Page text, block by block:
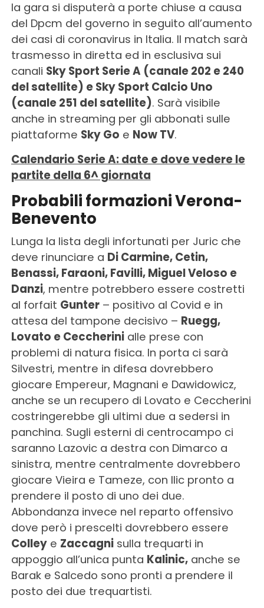
la gara si disputerà a porte chiuse a causa
del Dpcm del governo in seguito all’aumento
dei casi di coronavirus in Italia. Il match sarà
trasmesso in diretta ed in esclusiva sui
canali Sky Sport Serie A (canale 202 e 240
del satellite) e Sky Sport Calcio Uno
(canale 251 del satellite). Sarà visibile
anche in streaming per gli abbonati sulle
piattaforme Sky Go e Now TV.
Calendario Serie A: date e dove vedere le
partite della 6^ giornata
Probabili formazioni Verona-
Benevento
Lunga la lista degli infortunati per Juric che
deve rinunciare a Di Carmine, Cetin,
Benassi, Faraoni, Favilli, Miguel Veloso e
Danzi, mentre potrebbero essere costretti
al forfait Gunter– positivo al Covid e in
attesa del tampone decisivo – Ruegg,
Lovato e Ceccherinialle prese con
problemi di natura fisica. In porta ci sarà
Silvestri, mentre in difesa dovrebbero
giocare Empereur, Magnani e Dawidowicz,
anche se un recupero di Lovato e Ceccherini
costringerebbe gli ultimi due a sedersi in
panchina. Sugli esterni di centrocampo ci
saranno Lazovic a destra con Dimarco a
sinistra, mentre centralmente dovrebbero
giocare Vieira e Tameze, con Ilic pronto a
prendere il posto di uno dei due.
Abbondanza invece nel reparto offensivo
dove però i prescelti dovrebbero essere
Colleye Zaccagnisulla trequarti in
appoggio all’unica punta Kalinic,anche se
Barak e Salcedo sono pronti a prendere il
posto dei due trequartisti.